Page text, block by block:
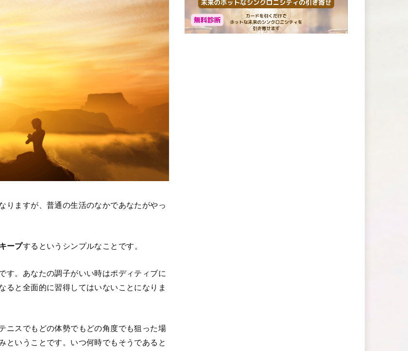
りますが、普通の生活のなかであなたがやっ
ープするというシンプルなことです。
す。あなたの調子がいい時はポディティブに
ると全面的に習得してはいないことになりま
ニスでもどの体勢でもどの角度でも狙った場
ということです。いつ何時でもそうであると